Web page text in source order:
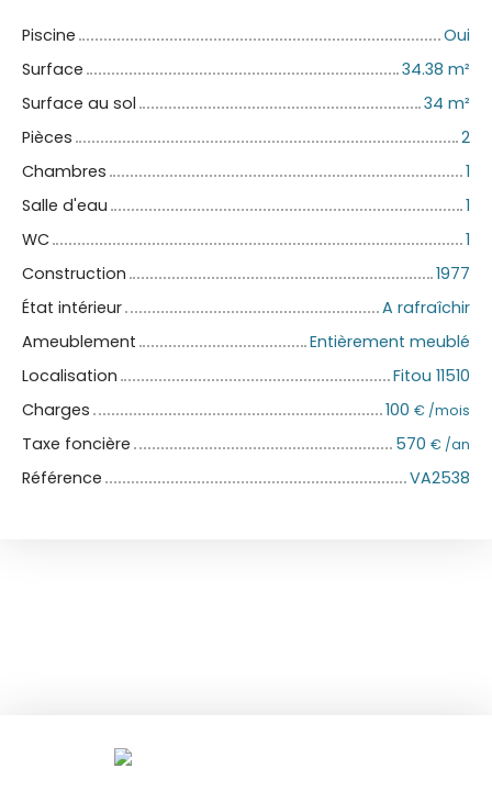
Piscine
Oui
Surface
34.38 m²
Surface au sol
34 m²
Pièces
2
Chambres
1
Salle d'eau
1
WC
1
Construction
1977
État intérieur
A rafraîchir
Ameublement
Entièrement meublé
Localisation
Fitou 11510
Charges
100 € /mois
Taxe foncière 570 € /an
Référence VA2538